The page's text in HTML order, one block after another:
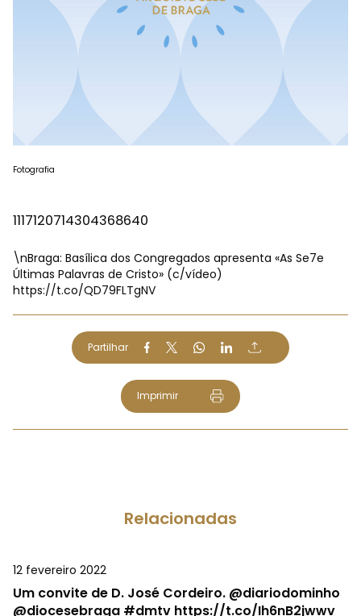
Fotografia
1117120714304368640
\nBraga: Basílica dos Congregados apresenta «As Se7e
Últimas Palavras de Cristo» (c/vídeo)
https://t.co/QD79FLTgNV
Partilhar
Imprimir
Relacionadas
12 fevereiro 2022
Um convite de D. José Cordeiro. @diariodominho
@diocesebraga #dmtv https://t.co/Ih6nB2jwwv